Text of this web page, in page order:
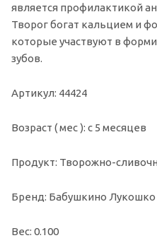
является профилактикой
Творог богат кальцием и
которые участвуют в
зубов.
Артикул: 44424
Возраст ( мес ): с 5 месяцев
Продукт: Творожно-
Бренд: Бабушкино Лукошко
Вес: 0.100